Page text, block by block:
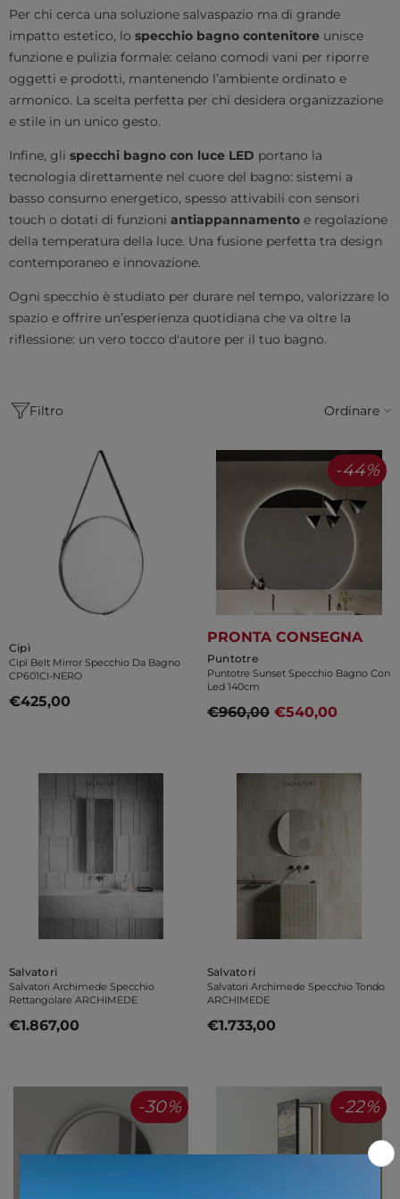
Per chi cerca una soluzione salvaspazio ma di grande
impatto estetico, lo specchio bagno contenitore unisce
funzione e pulizia formale: celano comodi vani per riporre
oggetti e prodotti, mantenendo l’ambiente ordinato e
armonico. La scelta perfetta per chi desidera organizzazione
e stile in un unico gesto.
Infine, gli specchi bagno con luce LED portano la
tecnologia direttamente nel cuore del bagno: sistemi a
basso consumo energetico, spesso attivabili con sensori
touch o dotati di funzioni antiappannamento e regolazione
della temperatura della luce. Una fusione perfetta tra design
contemporaneo e innovazione.
Ogni specchio è studiato per durare nel tempo, valorizzare lo
spazio e offrire un’esperienza quotidiana che va oltre la
riflessione: un vero tocco d'autore per il tuo bagno.
Filtro Ordinare
Venditore:
Cipì
Cipì Belt Mirror Specchio Da Bagno
CP601CI-NERO
€425,00
-44%
PRONTA CONSEGNA
Venditore:
Puntotre
Puntotre Sunset Specchio Bagno Con
Led 140cm
€960,00 €540,00
Venditore:
Salvatori
Salvatori Archimede Specchio
Rettangolare ARCHIMEDE
€1.867,00
Venditore:
Salvatori
Salvatori Archimede Specchio Tondo
ARCHIMEDE
€1.733,00
-30% -22%